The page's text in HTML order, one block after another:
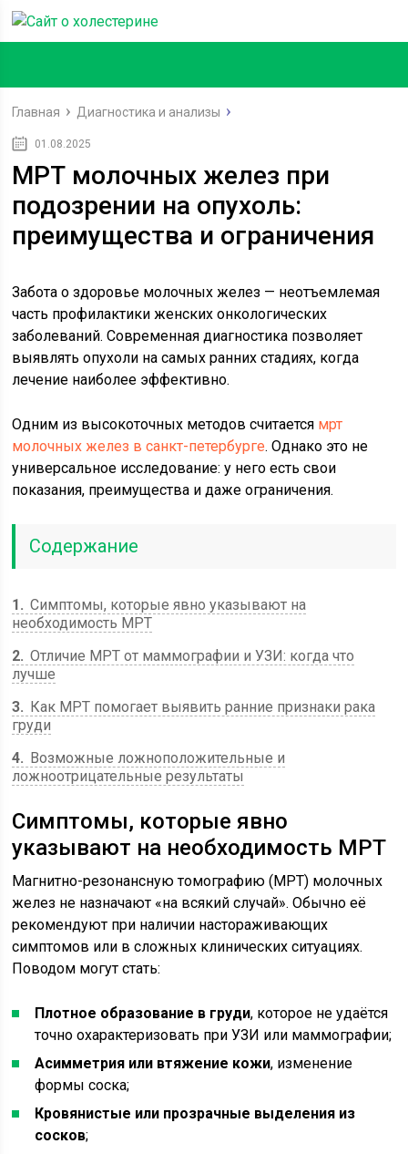
Главная Диагностика и анализы
01.08.2025
МРТ молочных желез при
подозрении на опухоль:
преимущества и ограничения
Забота о здоровье молочных желез — неотъемлемая
часть профилактики женских онкологических
заболеваний. Современная диагностика позволяет
выявлять опухоли на самых ранних стадиях, когда
лечение наиболее эффективно.
Одним из высокоточных методов считается мрт
молочных желез в санкт-петербурге. Однако это не
универсальное исследование: у него есть свои
показания, преимущества и даже ограничения.
Содержание
1
Симптомы, которые явно указывают на
необходимость МРТ
2 Отличие МРТ от маммографии и УЗИ: когда что
лучше
3
Как МРТ помогает выявить ранние признаки рака
груди
4
Возможные ложноположительные и
ложноотрицательные результаты
Симптомы, которые явно
указывают на необходимость МРТ
Магнитно-резонансную томографию (МРТ) молочных
желез не назначают «на всякий случай». Обычно её
рекомендуют при наличии настораживающих
симптомов или в сложных клинических ситуациях.
Поводом могут стать:
Плотное образование в груди, которое не удаётся
точно охарактеризовать при УЗИ или маммографии;
Асимметрия или втяжение кожи, изменение
формы соска;
Кровянистые или прозрачные выделения из
сосков;